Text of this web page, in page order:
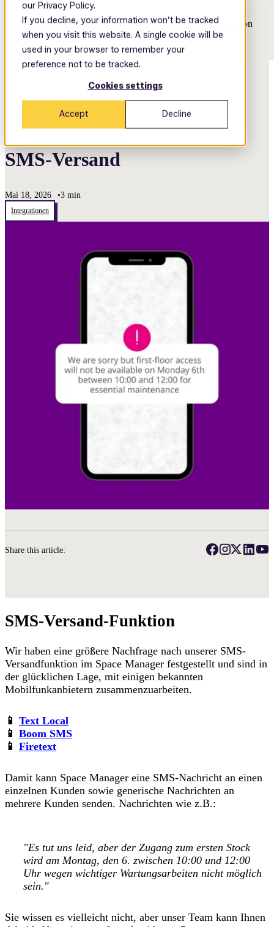
our Privacy Policy.
If you decline, your information won’t be tracked
when you visit this website. A single cookie will be
used in your browser to remember your
preference not to be tracked.
Cookies settings
Accept Decline
Open main navigation
SMS-Versand
Mai 18, 2026 •3 min
Integrationen
Share this article:
SMS-Versand-Funktion
Wir haben eine größere Nachfrage nach unserer SMS-
Versandfunktion im Space Manager festgestellt und sind in
der glücklichen Lage, mit einigen bekannten
Mobilfunkanbietern zusammenzuarbeiten.
📱 Text Local
📱 Boom SMS
📱 Firetext
Damit kann Space Manager eine SMS-Nachricht an einen
einzelnen Kunden sowie generische Nachrichten an
mehrere Kunden senden. Nachrichten wie z.B.:
"Es tut uns leid, aber der Zugang zum ersten Stock
wird am Montag, den 6. zwischen 10:00 und 12:00
Uhr wegen wichtiger Wartungsarbeiten nicht möglich
sein."
Sie wissen es vielleicht nicht, aber unser Team kann Ihnen